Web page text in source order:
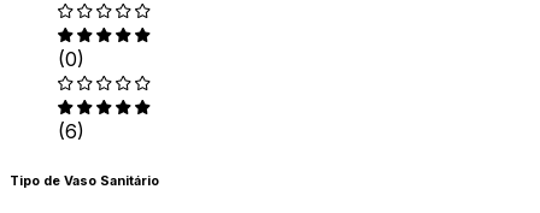
(0)
(6)
Tipo de Vaso Sanitário